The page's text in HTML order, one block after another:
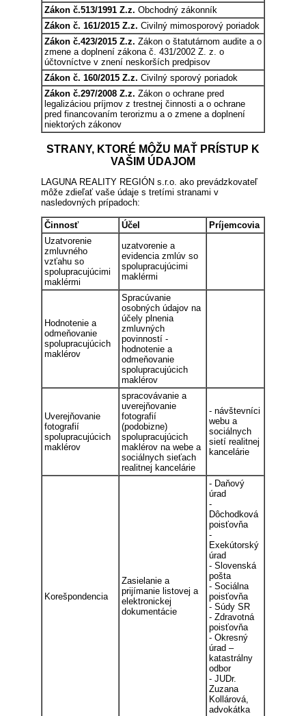
Zákon č.513/1991 Z.z. Obchodný zákonník
Zákon č. 161/2015 Z.z. Civilný mimosporový poriadok
Zákon č.423/2015 Z.z. Zákon o štatutárnom audite a o
zmene a doplnení zákona č. 431/2002 Z. z. o
účtovníctve v znení neskorších predpisov
Zákon č. 160/2015 Z.z. Civilný sporový poriadok
Zákon č.297/2008 Z.z. Zákon o ochrane pred
legalizáciou príjmov z trestnej činnosti a o ochrane
pred financovaním terorizmu a o zmene a doplnení
niektorých zákonov
STRANY, KTORÉ MÔŽU MAŤ PRÍSTUP K
VAŠIM ÚDAJOM
LAGUNA REALITY REGIÓN s.r.o. ako prevádzkovateľ
môže zdieľať vaše údaje s tretími stranami v
nasledovných prípadoch:
Činnosť Účel
Príjemcovia
Uzatvorenie
zmluvného
vzťahu so
spolupracujúcimi
maklérmi
uzatvorenie a
evidencia zmlúv so
spolupracujúcimi
maklérmi
Hodnotenie a
odmeňovanie
spolupracujúcich
maklérov
Spracúvanie
osobných údajov na
účely plnenia
zmluvných
povinností -
hodnotenie a
odmeňovanie
spolupracujúcich
maklérov
Uverejňovanie
fotografií
spolupracujúcich
maklérov
spracovávanie a
uverejňovanie
fotografií
(podobizne)
spolupracujúcich
maklérov na webe a
sociálnych sieťach
realitnej kancelárie
- návštevníci
webu a
sociálnych
sietí realitnej
kancelárie
Korešpondencia
Zasielanie a
prijímanie listovej a
elektronickej
dokumentácie
- Daňový
úrad
-
Dôchodková
poisťovňa
-
Exekútorský
úrad
- Slovenská
pošta
- Sociálna
poisťovňa
- Súdy SR
- Zdravotná
poisťovňa
- Okresný
úrad –
katastrálny
odbor
- JUDr.
Zuzana
Kollárová,
advokátka